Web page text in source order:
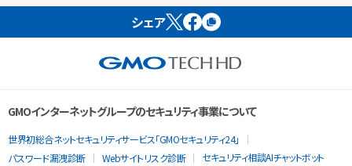
シェア
GMOインターネットグループのセキュリティ事業について
世界初総合ネットセキュリティサービス「GMOセキュリティ24」
パスワード漏洩診断
Webサイトリスク診断
セキュリティ相談AIチャットボット